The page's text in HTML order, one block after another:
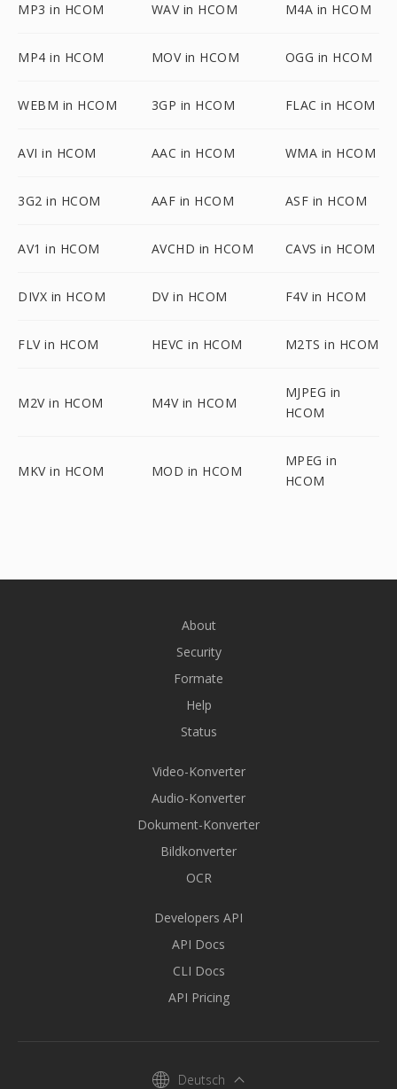
MP3 in HCOM WAV in HCOM M4A in HCOM
MP4 in HCOM MOV in HCOM OGG in HCOM
WEBM in HCOM 3GP in HCOM FLAC in HCOM
AVI in HCOM AAC in HCOM WMA in HCOM
3G2 in HCOM AAF in HCOM ASF in HCOM
AV1 in HCOM AVCHD in HCOM CAVS in HCOM
DIVX in HCOM DV in HCOM F4V in HCOM
FLV in HCOM HEVC in HCOM M2TS in HCOM
M2V in HCOM M4V in HCOM
MJPEG in
HCOM
MKV in HCOM MOD in HCOM
MPEG in
HCOM
About
Security
Formate
Help
Status
Video-Konverter
Audio-Konverter
Dokument-Konverter
Bildkonverter
OCR
Developers API
API Docs
CLI Docs
API Pricing
Deutsch